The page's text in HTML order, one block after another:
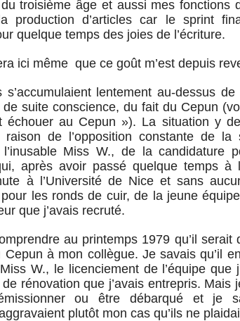
du troisième âge et aussi mes fonctions
production d’articles car le sprint
quelque temps des joies de l’écriture.
ici même que ce goût m’est depuis
s’accumulaient lentement au-dessus
de suite conscience, du fait du Cepun
échouer au Cepun »). La situation y
raison de l’opposition constante de la
l’inusable Miss W., de la candidature
après avoir passé quelque temps à
à l’Université de Nice et sans
les ronds de cuir, de la jeune
que j’avais recruté.
au printemps 1979 qu’il
Cepun à mon collègue. Je savais qu’il
W., le licenciement de l’équipe que
rénovation que j’avais entrepris. Mais
ou être débarqué et je
plutôt mon cas qu’ils ne